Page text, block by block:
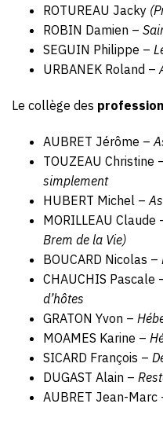
ROTUREAU Jacky
ROBIN Damien –
SEGUIN Philippe –
URBANEK Roland –
Le collège des
AUBRET Jérôme –
TOUZEAU Christine
simplement
HUBERT Michel –
MORILLEAU Claude
Brem de la Vie)
BOUCARD Nicolas –
CHAUCHIS Pascale
d’hôtes
GRATON Yvon –
MOAMES Karine –
SICARD François –
DUGAST Alain –
AUBRET Jean-Marc